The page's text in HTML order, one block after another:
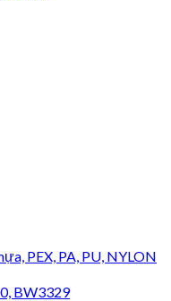
PEX, PA, PU, NYLON
BW3329